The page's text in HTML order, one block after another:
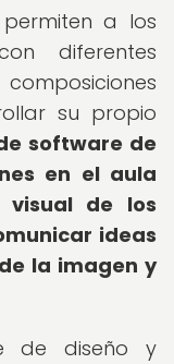
a los
diferentes
su propio
software de
en el aula
visual de los
ideas
la imagen y
de diseño y